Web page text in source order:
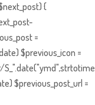
{
=
$previous_icon =
$previous_post_url =